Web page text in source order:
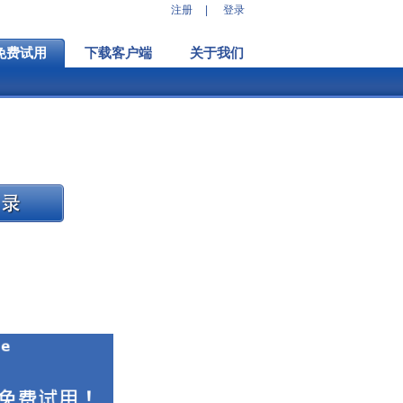
注册 登录
费试用 下载客户端 关于我们